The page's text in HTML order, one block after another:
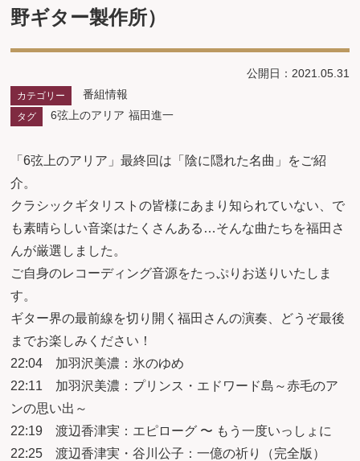
野ギター製作所）
公開日：2021.05.31
カテゴリー 番組情報
タグ 6弦上のアリア 福田進一
「6弦上のアリア」最終回は「陰に隠れた名曲」をご紹
介。
クラシックギタリストの皆様にあまり知られていない、で
も素晴らしい音楽はたくさんある…そんな曲たちを福田さ
んが厳選しました。
ご自身のレコーディング音源をたっぷりお送りいたしま
す。
ギター界の最前線を切り開く福田さんの演奏、どうぞ最後
までお楽しみください！
22:04 加羽沢美濃：氷のゆめ
22:11 加羽沢美濃：プリンス・エドワード島～赤毛のア
ンの思い出～
22:19 渡辺香津実：エピローグ 〜 もう一度いっしょに
22:25 渡辺香津実・谷川公子：一億の祈り（完全版）